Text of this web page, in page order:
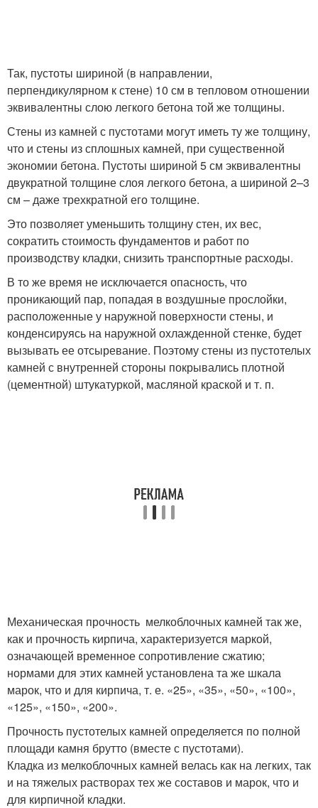
Так, пустоты шириной (в направлении,
перпендикулярном к стене) 10 см в тепловом отношении
эквивалентны слою легкого бетона той же толщины.
Стены из камней с пустотами могут иметь ту же толщину,
что и стены из сплошных камней, при существенной
экономии бетона. Пустоты шириной 5 см эквивалентны
двукратной толщине слоя легкого бетона, а шириной 2–3
см – даже трехкратной его толщине.
Это позволяет уменьшить толщину стен, их вес,
сократить стоимость фундаментов и работ по
производству кладки, снизить транспортные расходы.
В то же время не исключается опасность, что
проникающий пар, попадая в воздушные прослойки,
расположенные у наружной поверхности стены, и
конденсируясь на наружной охлажденной стенке, будет
вызывать ее отсыревание. Поэтому стены из пустотелых
камней с внутренней стороны покрывались плотной
(цементной) штукатуркой, масляной краской и т. п.
Механическая прочность мелкоблочных камней так же,
как и прочность кирпича, характеризуется маркой,
означающей временное сопротивление сжатию;
нормами для этих камней установлена та же шкала
марок, что и для кирпича, т. е. «25», «35», «50», «100»,
«125», «150», «200».
Прочность пустотелых камней определяется по полной
площади камня брутто (вместе с пустотами).
Кладка из мелкоблочных камней велась как на легких, так
и на тяжелых растворах тех же составов и марок, что и
для кирпичной кладки.